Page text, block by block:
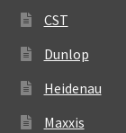
CST
Dunlop
Heidenau
Maxxis